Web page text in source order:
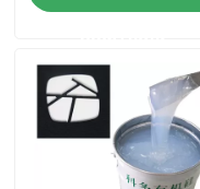
Μελάνι
Αποτυπώνοντας